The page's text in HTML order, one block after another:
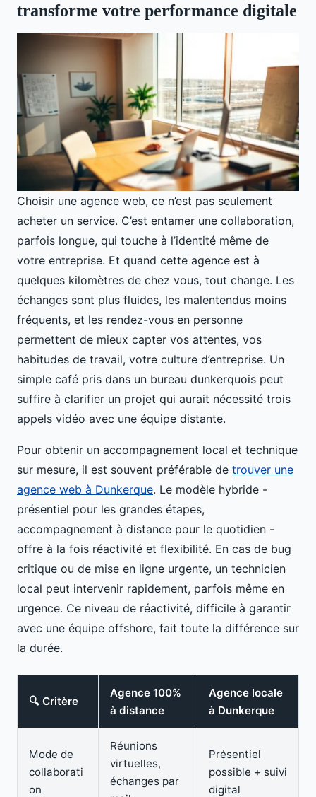
transforme votre performance digitale
Choisir une agence web, ce n’est pas seulement
acheter un service. C’est entamer une collaboration,
parfois longue, qui touche à l’identité même de
votre entreprise. Et quand cette agence est à
quelques kilomètres de chez vous, tout change. Les
échanges sont plus fluides, les malentendus moins
fréquents, et les rendez-vous en personne
permettent de mieux capter vos attentes, vos
habitudes de travail, votre culture d’entreprise. Un
simple café pris dans un bureau dunkerquois peut
suffire à clarifier un projet qui aurait nécessité trois
appels vidéo avec une équipe distante.
Pour obtenir un accompagnement local et technique
sur mesure, il est souvent préférable de trouver une
agence web à Dunkerque. Le modèle hybride -
présentiel pour les grandes étapes,
accompagnement à distance pour le quotidien -
offre à la fois réactivité et flexibilité. En cas de bug
critique ou de mise en ligne urgente, un technicien
local peut intervenir rapidement, parfois même en
urgence. Ce niveau de réactivité, difficile à garantir
avec une équipe offshore, fait toute la différence sur
la durée.
🔍 Critère
Agence 100%
à distance
Agence locale
à Dunkerque
Mode de
collaborati
on
Réunions
virtuelles,
échanges par
Présentiel
possible + suivi
digital